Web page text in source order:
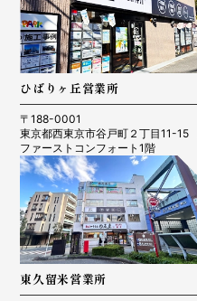
ひばりヶ丘営業所
〒188-0001
東京都西東京市谷戸町２丁目11-15
ファーストコンフォート1階
東久留米営業所